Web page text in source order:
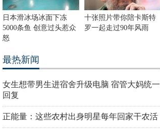
日本滑冰场冰面下冻
5000条鱼 创意过头惹众
怒
十张照片带你陪卡斯特
罗一起走过90年风雨
最热新闻
女生想带男生进宿舍升级电脑 宿管大妈统一
回复
正能量：这些农村出身明星每年回家干农活